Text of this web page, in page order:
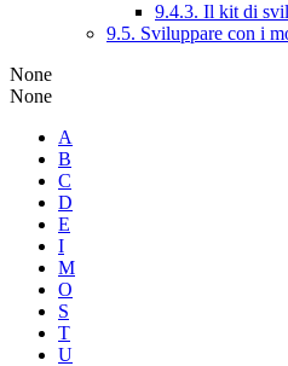
9.4.3. Il kit di
9.5. Sviluppare con i
None
None
A
B
C
D
E
I
M
O
S
T
U